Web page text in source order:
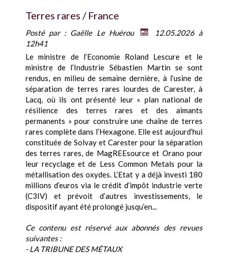
Terres rares / France
Posté par : Gaëlle Le Huérou
12.05.2026 à
12h41
Le ministre de l’Economie Roland Lescure et le
ministre de l’Industrie Sébastien Martin se sont
rendus, en milieu de semaine dernière, à l’usine de
séparation de terres rares lourdes de Carester, à
Lacq, où ils ont présenté leur « plan national de
résilience des terres rares et des aimants
permanents » pour construire une chaîne de terres
rares complète dans l’Hexagone. Elle est aujourd’hui
constituée de Solvay et Carester pour la séparation
des terres rares, de MagREEsource et Orano pour
leur recyclage et de Less Common Metals pour la
métallisation des oxydes. L’Etat y a déjà investi 180
millions d’euros via le crédit d’impôt industrie verte
(C3IV) et prévoit d’autres investissements, le
dispositif ayant été prolongé jusqu’en...
Ce contenu est réservé aux abonnés des revues
suivantes :
- LA TRIBUNE DES MÉTAUX